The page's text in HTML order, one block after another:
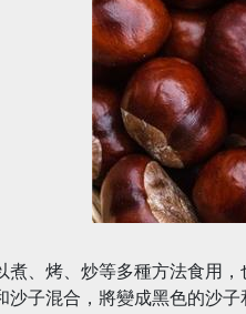
煮、烤、炒等多種方法食用
沙子混合，將變成黑色的沙